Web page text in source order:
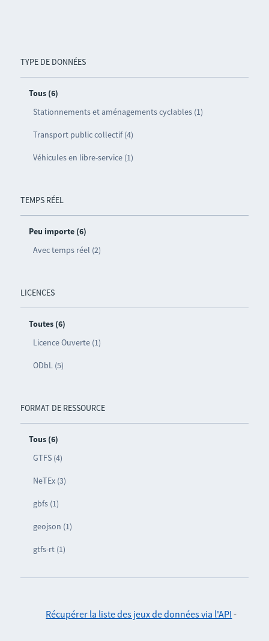
TYPE DE DONNÉES
Tous (6)
Stationnements et aménagements cyclables (1)
Transport public collectif (4)
Véhicules en libre-service (1)
TEMPS RÉEL
Peu importe (6)
Avec temps réel (2)
LICENCES
Toutes (6)
Licence Ouverte (1)
ODbL (5)
FORMAT DE RESSOURCE
Tous (6)
GTFS (4)
NeTEx (3)
gbfs (1)
geojson (1)
gtfs-rt (1)
Récupérer la liste des jeux de données via l'API -